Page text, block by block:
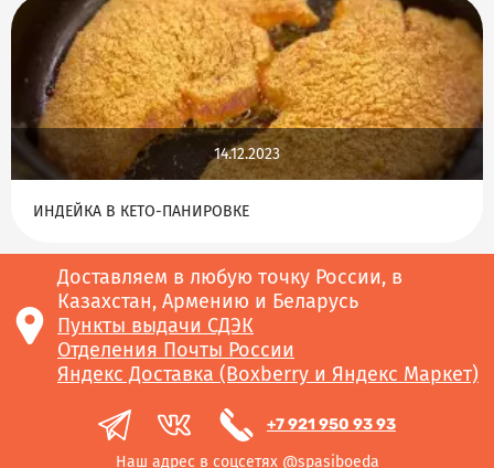
14.12.2023
ИНДЕЙКА В КЕТО-ПАНИРОВКЕ
Доставляем в любую точку России, в
Казахстан, Армению и Беларусь
Пункты выдачи СДЭК
Отделения Почты России
Яндекс Доставка (Boxberry и Яндекс Маркет)
+7 921 950 93 93
Наш адрес в соцсетях @spasiboeda